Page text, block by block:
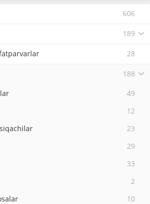
606
189
28
188
49
12
23
29
33
2
10